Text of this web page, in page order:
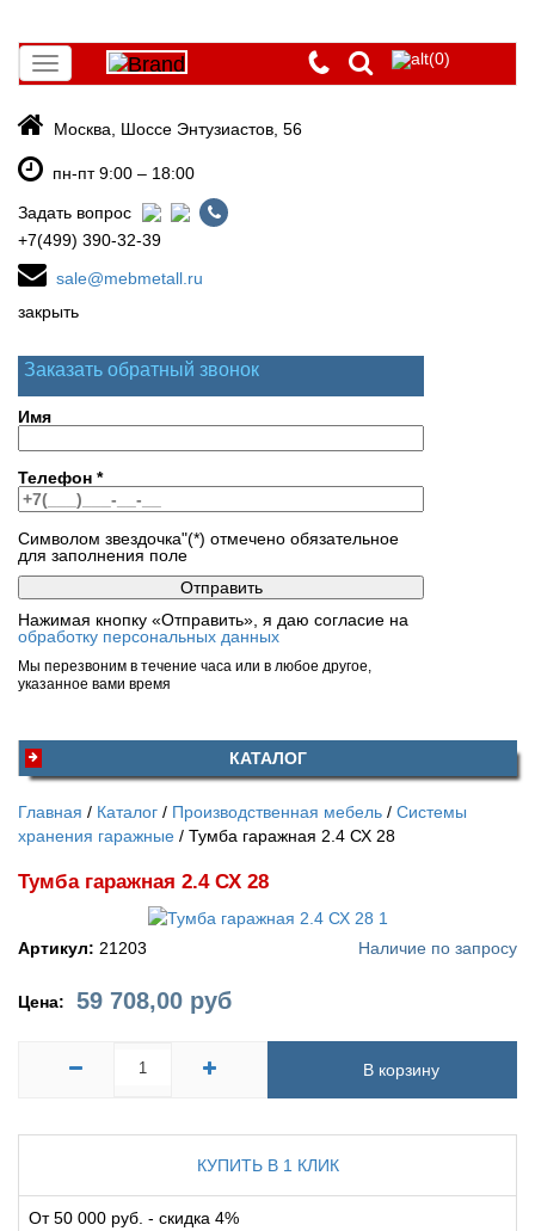
Toggle
navigation
(0)
Москва, Шоссе Энтузиастов, 56
пн-пт 9:00 – 18:00
Задать вопрос
+7(499) 390-32-39
sale@mebmetall.ru
закрыть
Заказать обратный звонок
Имя
Телефон *
Символом звездочка"(*) отмечено обязательное
для заполнения поле
Нажимая кнопку «Отправить», я даю согласие на
обработку персональных данных
Мы перезвоним в течение часа или в любое другое,
указанное вами время
КАТАЛОГ
Главная Каталог Производственная мебель
Системы
хранения гаражные
Тумба гаражная 2.4 СХ 28
Тумба гаражная 2.4 СХ 28
Артикул: 21203 Наличие по запросу
Цена: 59 708,00 руб
В корзину
КУПИТЬ В 1 КЛИК
От 50 000 руб. - скидка 4%